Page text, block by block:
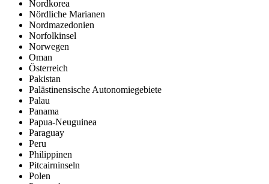
Nordkorea
Nördliche Marianen
Nordmazedonien
Norfolkinsel
Norwegen
Oman
Österreich
Pakistan
Palästinensische Autonomiegebiete
Palau
Panama
Papua-Neuguinea
Paraguay
Peru
Philippinen
Pitcairninseln
Polen